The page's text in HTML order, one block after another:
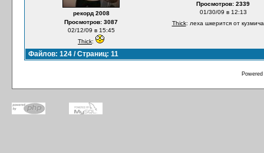
рекорд 2008
Просмотров: 3087
02/12/09 в 15:45
Thick:
Просмотров: 2339
01/30/09 в 12:13
Thick: леха шкерится от
Файлов: 124 / Страниц: 11